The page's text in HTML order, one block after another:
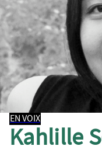
EN VOIX
Kahlille